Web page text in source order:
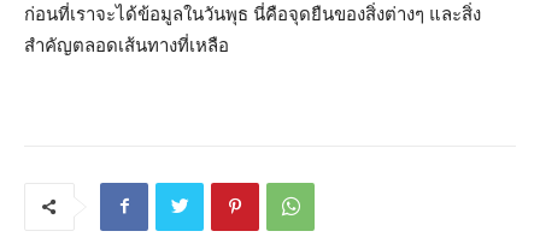
ก่อนที่เราจะได้ข้อมูลในวันพุธ นี่คือจุดยืนของสิ่งต่างๆ และสิ่ง
สำคัญตลอดเส้นทางที่เหลือ